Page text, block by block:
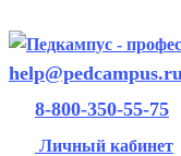
8-800-350-55-75
Личный кабинет